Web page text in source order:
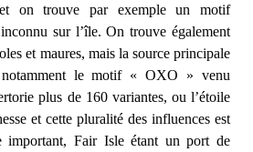
on trouve par exemple un motif
sur l’île. On trouve également
et maures, mais la source principale
notamment le motif « OXO » venu
plus de 160 variantes, ou l’étoile
et cette pluralité des influences est
important, Fair Isle étant un port de